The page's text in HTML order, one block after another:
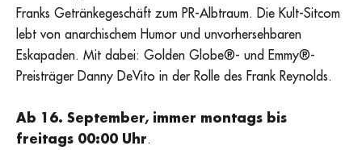
Franks Getränkegeschäft zum PR-Albtraum. Die Kult-Sitcom
lebt von anarchischem Humor und unvorhersehbaren
Eskapaden. Mit dabei: Golden Globe®- und Emmy®-
Preisträger Danny DeVito in der Rolle des Frank Reynolds.
Ab 16. September, immer montags bis
freitags 00:00 Uhr.